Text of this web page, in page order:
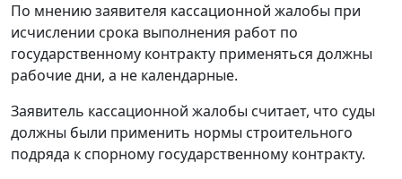
По мнению заявителя кассационной жалобы при
исчислении срока выполнения работ по
государственному контракту применяться должны
рабочие дни, а не календарные.
Заявитель кассационной жалобы считает, что суды
должны были применить нормы строительного
подряда к спорному государственному контракту.